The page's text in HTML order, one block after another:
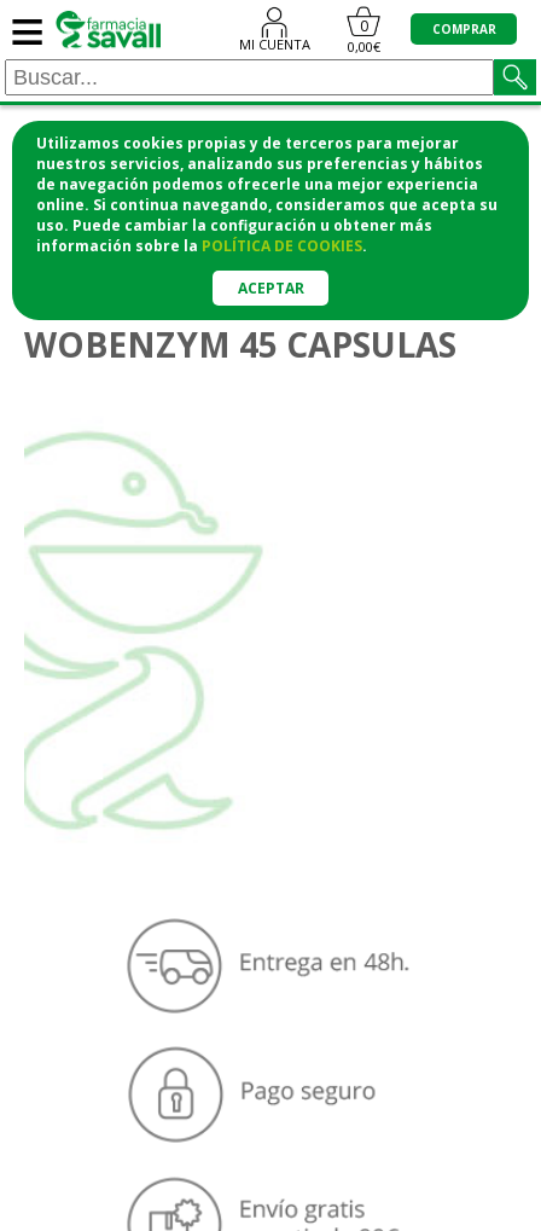
Utilizamos cookies propias y de terceros para mejorar
nuestros servicios, analizando sus preferencias y hábitos
de navegación podemos ofrecerle una mejor experiencia
online. Si continua navegando, consideramos que acepta su
uso. Puede cambiar la configuración u obtener más
información sobre la POLÍTICA DE COOKIES.
ACEPTAR
≡ MI CUENTA
0
0,00€
COMPRAR
¡COMPRA CÓMODAMENTE DESDE CASA Y RECOGE
EN LA FARMACIA!
o si lo prefieres te lo mandamos a casa
> Articulaciones y huesos
WOBENZYM 45 CAPSULAS